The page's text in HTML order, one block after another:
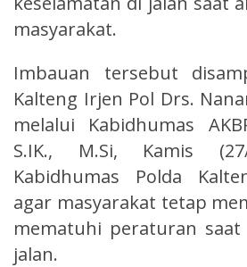
masyarakat.
Imbauan tersebut
Kalteng Irjen Pol Drs.
melalui Kabidhumas
S.IK., M.Si, Kamis
Kabidhumas Polda
agar masyarakat tetap
mematuhi peraturan
jalan.